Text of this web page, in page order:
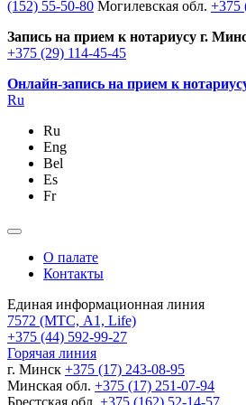
(152) 55-50-80 Могилевская обл. +375
Запись на прием к нотариусу г.
+375 (29) 114-45-45
Онлайн-запись на прием к
Ru
Ru
Eng
Bel
Es
Fr
О палате
Контакты
Единая информационная линия
7572 (МТС, A1, Life)
+375 (44) 592-99-27
Горячая линия
г. Минск +375 (17) 243-08-95
Минская обл. +375 (17) 251-07-94
Брестская обл. +375 (162) 52-14-57